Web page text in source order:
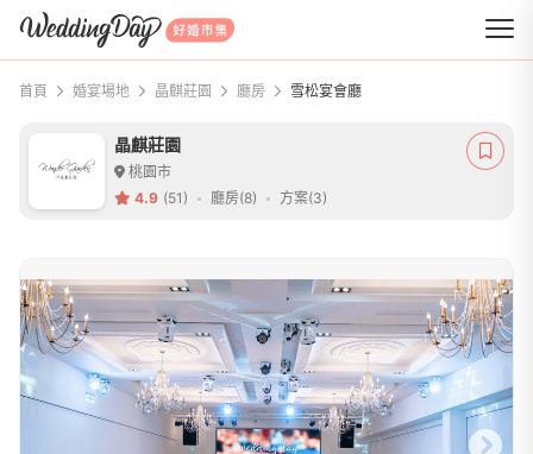
WeddingDay 好婚市集
首頁 婚宴場地 晶麒莊園 廳房 雪松宴會廳
晶麒莊園
桃園市
4.9 (51) 廳房(8) 方案(3)